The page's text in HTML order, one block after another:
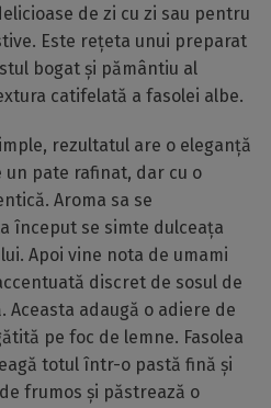
de zi cu zi sau pentru
Este rețeta unui preparat
bogat și pământiu al
catifelată a fasolei albe.
rezultatul are o eleganță
pate rafinat, dar cu o
Aroma sa se
început se simte dulceața
Apoi vine nota de umami
discret de sosul de
Aceasta adaugă o adiere de
pe foc de lemne. Fasolea
totul într-o pastă fină și
frumos și păstrează o